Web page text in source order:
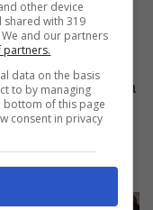
bene ilpesce
in una
tritato
i duealbumi
. Ora
hamburger che
d’olio per circa
other device
shared with 319
and our partners
partners.
data on the basis
to by managing
bottom of this page
consent in privacy